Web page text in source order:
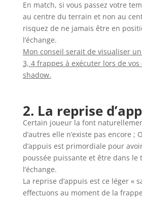
En match, si vous passez votre
au centre du terrain et non au
risquez de ne jamais être en
l’échange.
Mon conseil serait de visualiser
3, 4 frappes à exécuter lors de
shadow.
2. La reprise
Certain joueur la font
d’autres elle n’existe pas encore ;
d’appuis est primordiale pour
poussée puissante et être dans le
l’échange.
La reprise d’appuis est ce léger «
effectuons au moment de la